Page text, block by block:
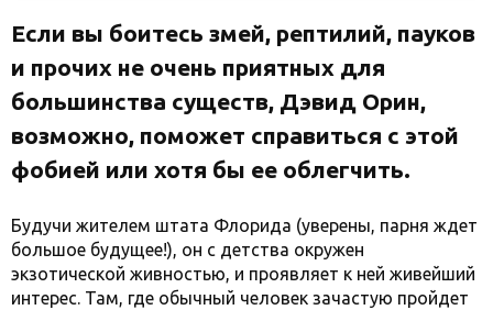
Если вы боитесь змей, рептилий, пауков
и прочих не очень приятных для
большинства существ, Дэвид Орин,
возможно, поможет справиться с этой
фобией или хотя бы ее облегчить.
Будучи жителем штата Флорида (уверены, парня ждет
большое будущее!), он с детства окружен
экзотической живностью, и проявляет к ней живейший
интерес. Там, где обычный человек зачастую пройдет